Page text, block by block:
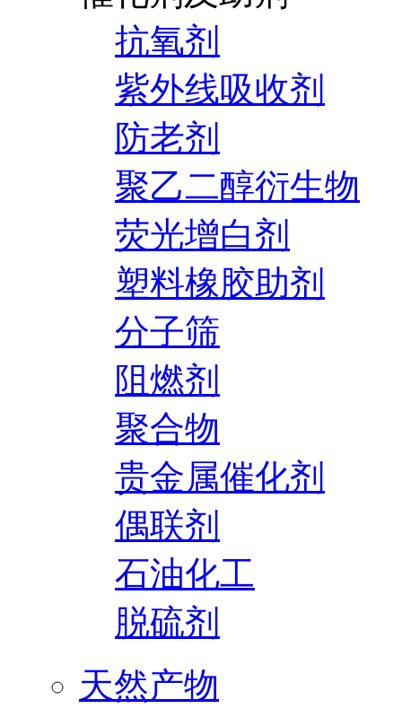
抗氧剂
紫外线吸收剂
防老剂
聚乙二醇衍生物
荧光增白剂
塑料橡胶助剂
分子筛
阻燃剂
聚合物
贵金属催化剂
偶联剂
石油化工
脱硫剂
天然产物